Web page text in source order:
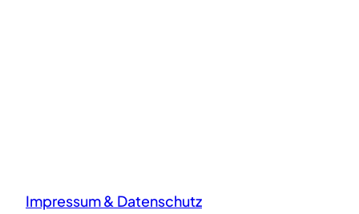
Impressum & Datenschutz